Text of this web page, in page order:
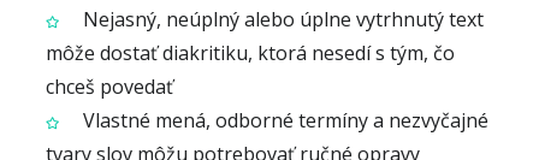
Nejasný, neúplný alebo úplne vytrhnutý text
môže dostať diakritiku, ktorá nesedí s tým, čo
chceš povedať
Vlastné mená, odborné termíny a nezvyčajné
tvary slov môžu potrebovať ručné opravy